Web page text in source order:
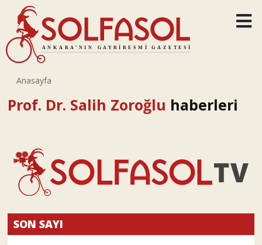
Anasayfa
Prof. Dr. Salih Zoroğlu haberleri
SON SAYI